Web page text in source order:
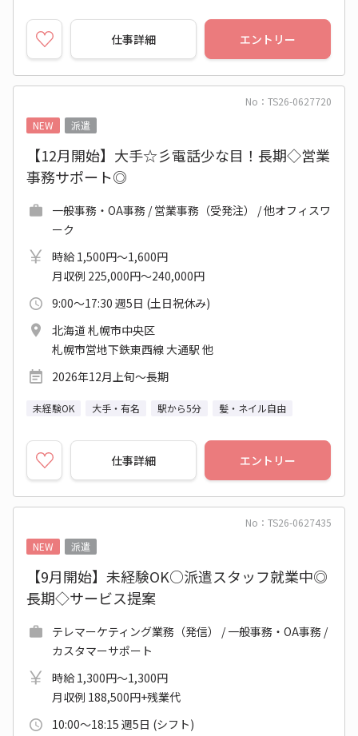
仕事詳細 エントリー
No：TS26-0627720
NEW
派遣
【12月開始】大手☆彡電話少な目！長期◇営業
事務サポート◎
一般事務・OA事務 / 営業事務（受発注） / 他オフィスワ
ーク
時給 1,500円～1,600円
月収例 225,000円～240,000円
9:00～17:30 週5日 (土日祝休み)
北海道 札幌市中央区
札幌市営地下鉄東西線 大通駅 他
2026年12月上旬～長期
未経験OK 大手・有名 駅から5分 髪・ネイル自由
仕事詳細 エントリー
No：TS26-0627435
NEW
派遣
【9月開始】未経験OK○派遣スタッフ就業中◎
長期◇サービス提案
テレマーケティング業務（発信） / 一般事務・OA事務 /
カスタマーサポート
時給 1,300円～1,300円
月収例 188,500円+残業代
10:00～18:15 週5日 (シフト)